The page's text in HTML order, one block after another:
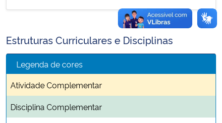
Estruturas Curriculares e Disciplinas
Legenda de cores
Atividade Complementar
Disciplina Complementar